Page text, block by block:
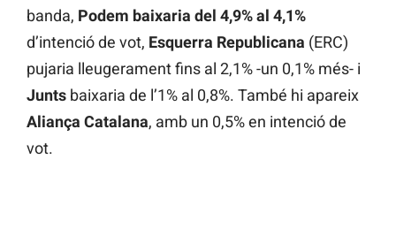
banda, Podem baixaria del 4,9% al 4,1%
d’intenció de vot, Esquerra Republicana (ERC)
pujaria lleugerament fins al 2,1% -un 0,1% més- i
Junts baixaria de l’1% al 0,8%. També hi apareix
Aliança Catalana, amb un 0,5% en intenció de
vot.